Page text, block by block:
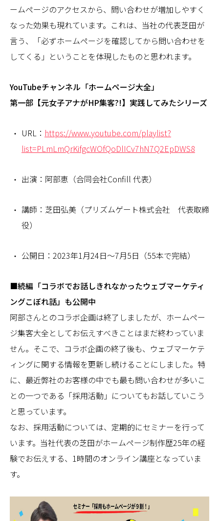
ームページのアクセスから、問い合わせが増加しやすく
なった効果も現れています。これは、当社の代表芝田が
言う、「必ずホームページを確認してから問い合わせを
してくる」ということを体現したものと思われます。
YouTubeチャンネル「ホームページ大全」
第一部【元女子アナがHP集客?!】実践してみたシリーズ
URL： https://www.youtube.com/playlist?
list=PLmLmQrKifgcWOfQoDlICv7hN7Q2EpDWS8
出演：阿部恵（合同会社Confill 代表）
講師：芝田弘美（プリズムゲート株式会社 代表取締
役）
公開日：2023年1月24日～7月5日（55本で完結）
■続編「コラボでお話しきれなかったウェブマーケティ
ングこぼれ話」も公開中
阿部さんとのコラボ企画は終了しましたが、ホームペー
ジ集客大全としてお伝えすべきことはまだ終わっていま
せん。そこで、コラボ企画の終了後も、ウェブマーケテ
ィングに関する情報を更新し続けることにしました。特
に、最近弊社のお客様の中でも最も問い合わせが多いこ
との一つである「採用活動」についてもお話していこう
と思っています。
なお、採用活動については、定期的にセミナーを行って
います。当社代表の芝田がホームページ制作歴25年の経
験でお伝えする、1時間のオンライン講座となっていま
す。